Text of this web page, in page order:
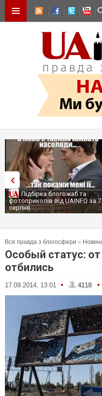
Підбірка блогожаб та
фотоприколів від UAINFO за 7
серпня
Вся правда з блогосфери »
Особый статус:
отбились
17.09.2014, 13:01 • 4118 •